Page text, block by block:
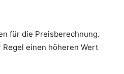
für die Preisberechnung.
einen höheren Wert